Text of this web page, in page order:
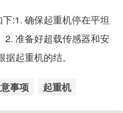
:1. 确保起重机停在平坦
2. 准备好超载传感器和安
起重机的结。
事项 起重机